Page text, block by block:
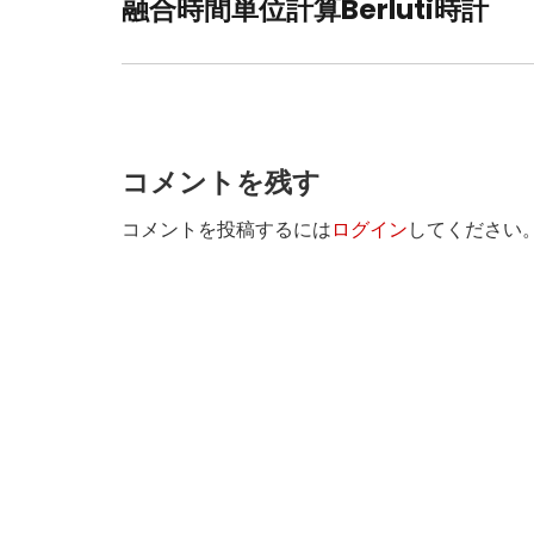
ナ
ビ
シ
ョ
ン
post:
融合時間単位計算Berluti時計
コメントを残す
コメントを投稿するにはログインしてください。